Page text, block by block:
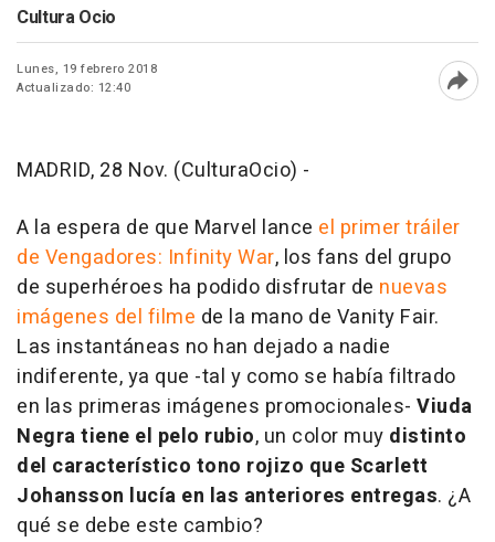
Cultura Ocio
Lunes, 19 febrero 2018
Actualizado: 12:40
MADRID, 28 Nov. (CulturaOcio) -
A la espera de que Marvel lance el primer tráiler
de Vengadores: Infinity War, los fans del grupo
de superhéroes ha podido disfrutar de nuevas
imágenes del filme de la mano de Vanity Fair.
Las instantáneas no han dejado a nadie
indiferente, ya que -tal y como se había filtrado
en las primeras imágenes promocionales- Viuda
Negra tiene el pelo rubio, un color muy distinto
del característico tono rojizo que Scarlett
Johansson lucía en las anteriores entregas. ¿A
qué se debe este cambio?